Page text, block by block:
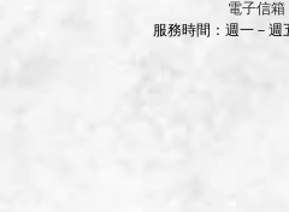
電子信箱
服務時間：週一－